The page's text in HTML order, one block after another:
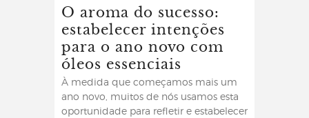
O aroma do sucesso:
estabelecer intenções
para o ano novo com
óleos essenciais
À medida que começamos mais um
ano novo, muitos de nós usamos esta
oportunidade para refletir e estabelecer